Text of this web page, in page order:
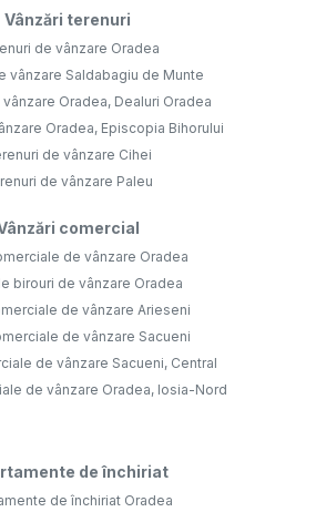
Vânzări terenuri
de vânzare Oradea
vânzare Saldabagiu de Munte
Oradea, Dealuri Oradea
Oradea, Episcopia Bihorului
de vânzare Cihei
de vânzare Paleu
comercial
de vânzare Oradea
birouri de vânzare Oradea
de vânzare Arieseni
de vânzare Sacueni
de vânzare Sacueni, Central
de vânzare Oradea, Iosia-Nord
de închiriat
de închiriat Oradea